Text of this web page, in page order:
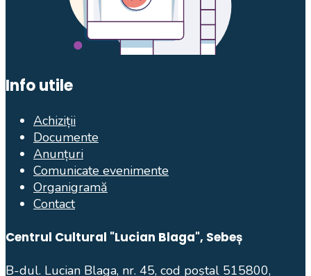
Info utile
Achiziții
Documente
Anunțuri
Comunicate evenimente
Organigramă
Contact
Centrul Cultural "Lucian Blaga", Sebeș
B-dul. Lucian Blaga, nr. 45, cod poștal 515800,